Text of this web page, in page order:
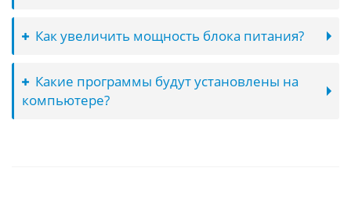
Как увеличить мощность блока питания?
Какие программы будут установлены на
компьютере?